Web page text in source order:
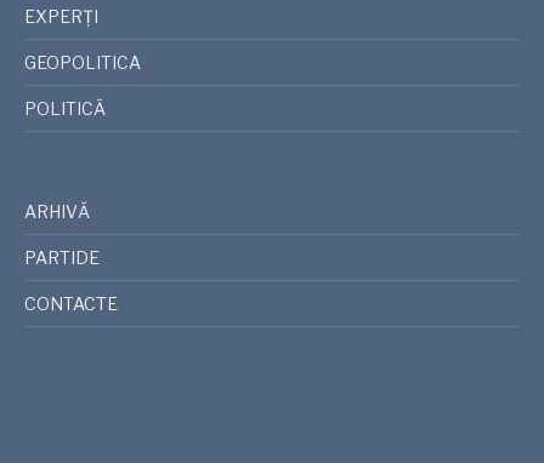
EXPERȚI
GEOPOLITICA
POLITICĂ
ARHIVĂ
PARTIDE
CONTACTE